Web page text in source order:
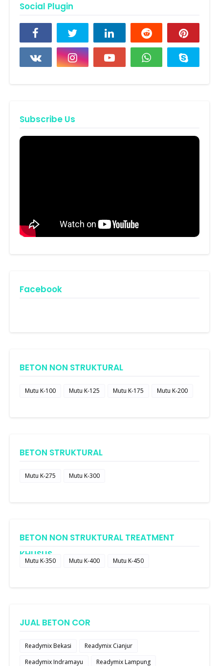
Social Plugin
Subscribe Us
Facebook
BETON NON STRUKTURAL
Mutu K-100 Mutu K-125 Mutu K-175 Mutu K-200
BETON STRUKTURAL
Mutu K-275 Mutu K-300
BETON NON STRUKTURAL TREATMENT
KHUSUS
Mutu K-350 Mutu K-400 Mutu K-450
JUAL BETON COR
Readymix Bekasi
Readymix Cianjur
Readymix Indramayu
Readymix Lampung